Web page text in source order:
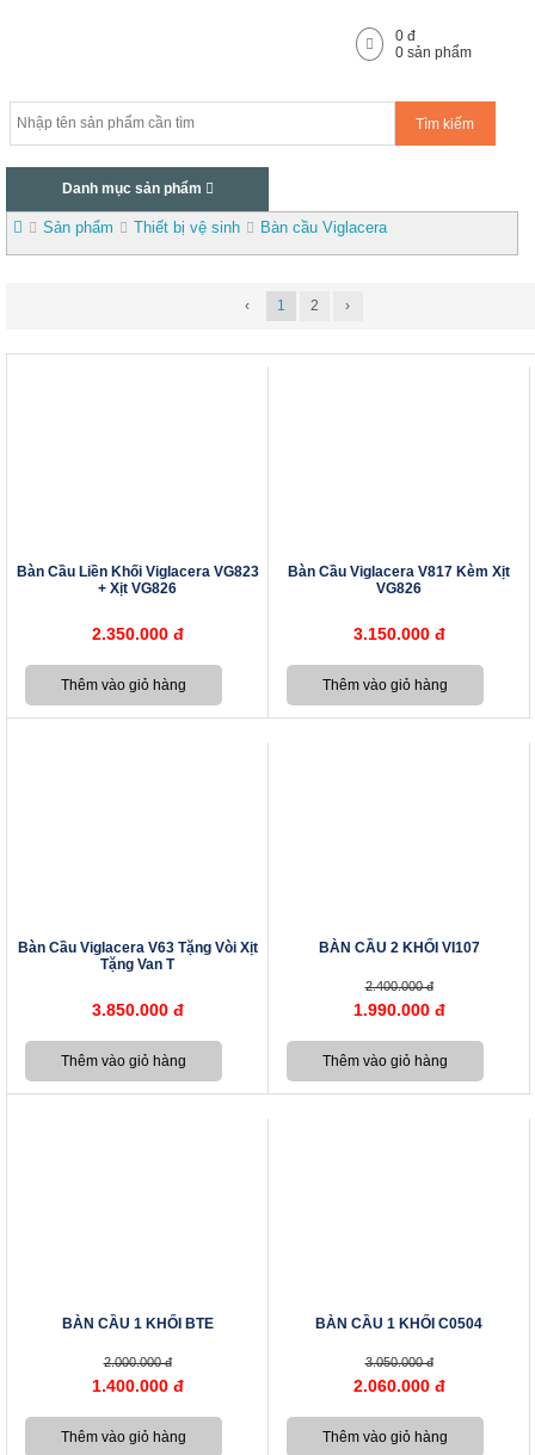
Tìm kiếm
0 đ
0 sản phẩm
Danh mục sản phẩm
Sản phẩm Thiết bị vệ sinh Bàn cầu Viglacera
‹ 1 2 ›
Bàn Cầu Liền Khối Viglacera VG823
+ Xịt VG826
2.350.000 đ
Bàn Cầu Viglacera V817 Kèm Xịt
VG826
3.150.000 đ
Bàn Cầu Viglacera V63 Tặng Vòi Xịt
Tặng Van T
3.850.000 đ
BÀN CẦU 2 KHỐI VI107
2.400.000 đ
1.990.000 đ
BÀN CẦU 1 KHỐI BTE
2.000.000 đ
1.400.000 đ
BÀN CẦU 1 KHỐI C0504
3.050.000 đ
2.060.000 đ